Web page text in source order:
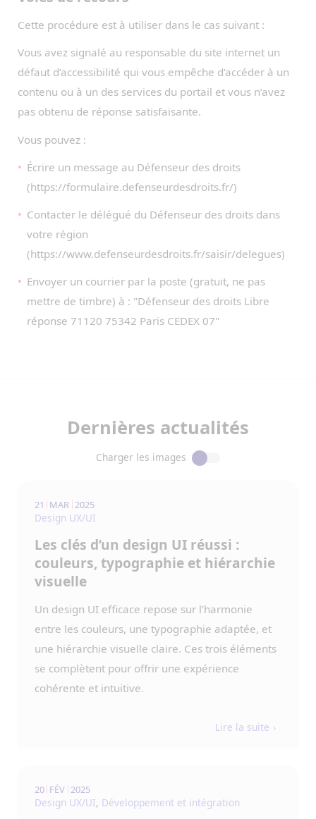
Cette procédure est à utiliser dans le cas suivant :
Vous avez signalé au responsable du site internet un
défaut d’accessibilité qui vous empêche d’accéder à un
contenu ou à un des services du portail et vous n’avez
pas obtenu de réponse satisfaisante.
Vous pouvez :
Écrire un message au Défenseur des droits
(https://formulaire.defenseurdesdroits.fr/)
Contacter le délégué du Défenseur des droits dans
votre région
(https://www.defenseurdesdroits.fr/saisir/delegues)
Envoyer un courrier par la poste (gratuit, ne pas
mettre de timbre) à : "Défenseur des droits Libre
réponse 71120 75342 Paris CEDEX 07"
Dernières actualités
Charger les images
21 MAR 2025
Design UX/UI
Les clés d’un design UI réussi :
couleurs, typographie et hiérarchie
visuelle
Un design UI efficace repose sur l’harmonie
entre les couleurs, une typographie adaptée, et
une hiérarchie visuelle claire. Ces trois éléments
se complètent pour offrir une expérience
cohérente et intuitive.
Lire la suite
20 FÉV 2025
Design UX/UI, Développement et intégration